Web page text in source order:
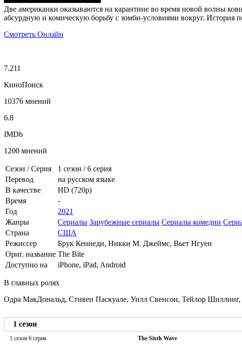
Две американки оказываются на карантине во время новой волны
абсурдную и комическую борьбу с зомби-условиями вокруг. История
Смотреть Онлайн
7.211
КиноПоиск
10376 мнений
6.8
IMDb
1200 мнений
Сезон / Серия 1 сезон /6 серия
Перевод
на русском языке
В качестве
HD (720p)
Время
-
Год
2021
Жанры
Сериалы Зарубежные сериалы Сериалы комедии
Страна
США
Режиссер
Брук Кеннеди, Никки М. Джеймс, Вьет Нгуен
Ориг. название The Bite
Доступно на
iPhone, iPad, Android
В главных ролях
Одра МакДональд, Стивен Паскуале, Уилл Свенсон, Тейлор
1 сезон
1 сезон 6 серия
The Sixth Wave